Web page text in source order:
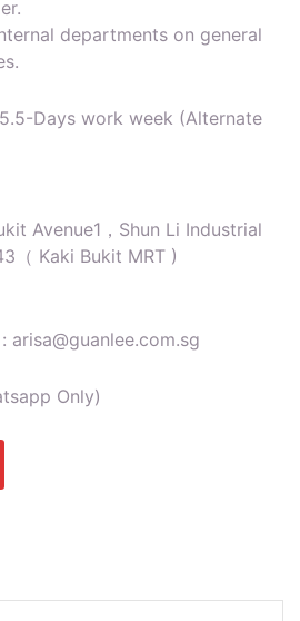
departments on general
Days work week (Alternate
Avenue1，Shun Li Industrial
（ Kaki Bukit MRT )
arisa@guanlee.com.sg
Only)